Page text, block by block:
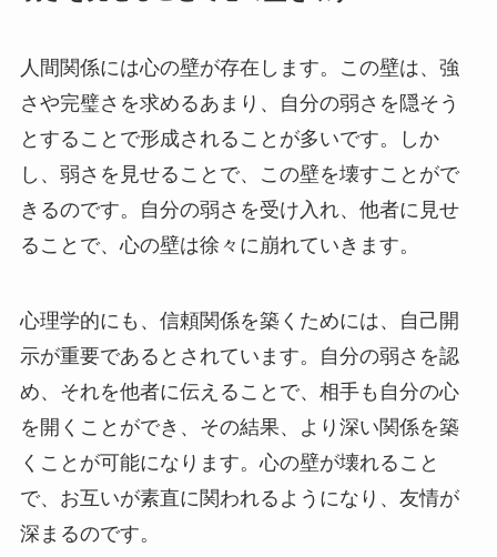
人間関係には心の壁が存在します。この壁は、強
さや完璧さを求めるあまり、自分の弱さを隠そう
とすることで形成されることが多いです。しか
し、弱さを見せることで、この壁を壊すことがで
きるのです。自分の弱さを受け入れ、他者に見せ
ることで、心の壁は徐々に崩れていきます。
心理学的にも、信頼関係を築くためには、自己開
示が重要であるとされています。自分の弱さを認
め、それを他者に伝えることで、相手も自分の心
を開くことができ、その結果、より深い関係を築
くことが可能になります。心の壁が壊れること
で、お互いが素直に関われるようになり、友情が
深まるのです。